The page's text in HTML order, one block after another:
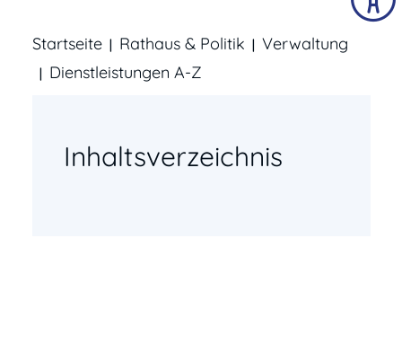
Startseite Rathaus & Politik
Verwaltung
Dienstleistungen A-Z
Inhaltsverzeichnis